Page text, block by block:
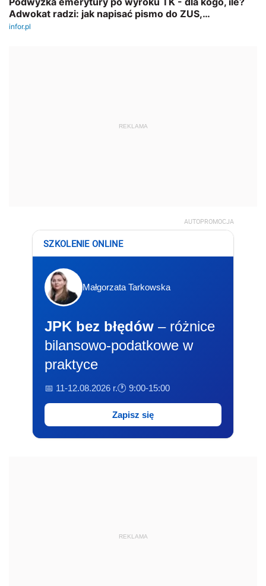
REKLAMA
AUTOPROMOCJA
SZKOLENIE ONLINE
Małgorzata Tarkowska
JPK bez błędów – różnice
bilansowo-podatkowe w
praktyce
📅 11-12.08.2026 r.🕐 9:00-15:00
Zapisz się
REKLAMA